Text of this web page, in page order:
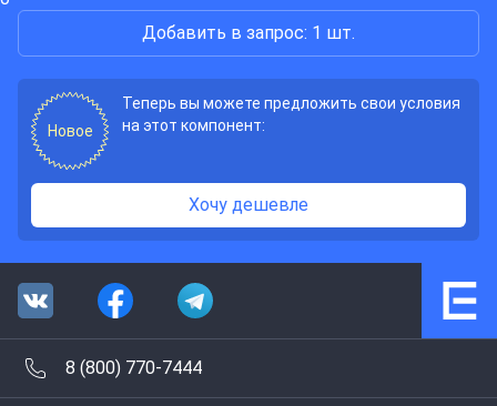
Добавить в запрос: 1 шт.
Новое
Теперь вы можете предложить свои условия
на этот компонент:
Хочу дешевле
8 (800) 770-7444